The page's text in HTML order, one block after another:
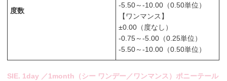
度数
-5.50～-10.00（0.50単位）
【ワンマンス】
±0.00（度なし）
-0.75～-5.00（0.25単位）
-5.50～-10.00（0.50単位）
SIE. 1day ／1month（シー ワンデー／ワンマンス）ポニーテール